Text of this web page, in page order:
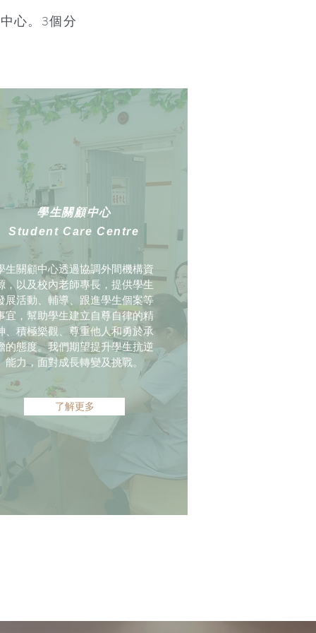
心。3個分
​Student Affairs
生關顧中心透過協調外間機構資
，以及校內老師專長，提供學生
展活動、輔導、跟進學生個案等
宜，幫助學生建立自尊自律的精
、積極樂觀、尊重他人和勇於承
的態度。我們期望提升學生抗逆
能力，面對成長轉變及挑戰。
了解更多
學生關顧中心
​Student Care Centre